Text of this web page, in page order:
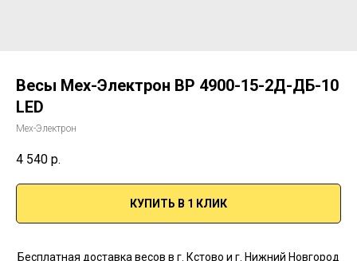
Весы Мех-Электрон ВР 4900-15-2Д-ДБ-10
LED
Мех-Электрон
4 540 р.
КУПИТЬ В 1 КЛИК
Бесплатная доставка весов в г. Кстово и г. Нижний Новгород